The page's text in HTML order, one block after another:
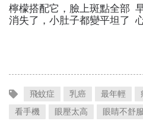
檸檬搭配它，臉上斑點全部
消失了，小肚子都變平坦了
飛蚊症 乳癌 最年輕
看手機
眼壓太高 眼睛不舒服